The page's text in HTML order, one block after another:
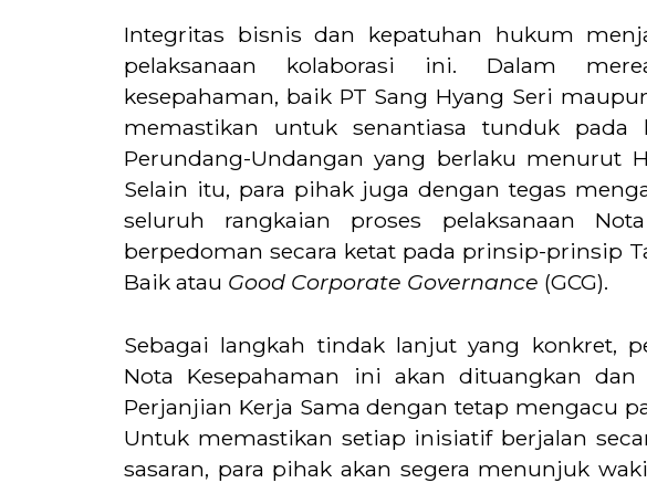
Integritas bisnis dan kepatuhan hukum
pelaksanaan kolaborasi ini. Dalam
kesepahaman, baik PT Sang Hyang Seri
memastikan untuk senantiasa tunduk pada
Perundang-Undangan yang berlaku menurut
Selain itu, para pihak juga dengan tegas
seluruh rangkaian proses pelaksanaan
berpedoman secara ketat pada prinsip-prinsip
Baik atau Good Corporate Governance (GCG).
Sebagai langkah tindak lanjut yang konkret,
Nota Kesepahaman ini akan dituangkan
Perjanjian Kerja Sama dengan tetap mengacu
Untuk memastikan setiap inisiatif berjalan
sasaran, para pihak akan segera menunjuk